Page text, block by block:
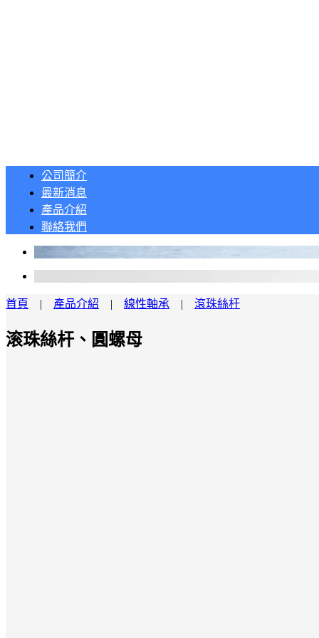
公司簡介
最新消息
產品介紹
聯絡我們
首頁 | 產品介紹 | 線性軸承 | 滾珠絲杆
滚珠絲杆、圓螺母